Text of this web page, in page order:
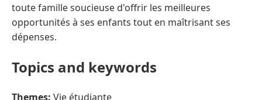
toute famille soucieuse d'offrir les meilleures
opportunités à ses enfants tout en maîtrisant ses
dépenses.
Topics and keywords
Themes: Vie étudiante